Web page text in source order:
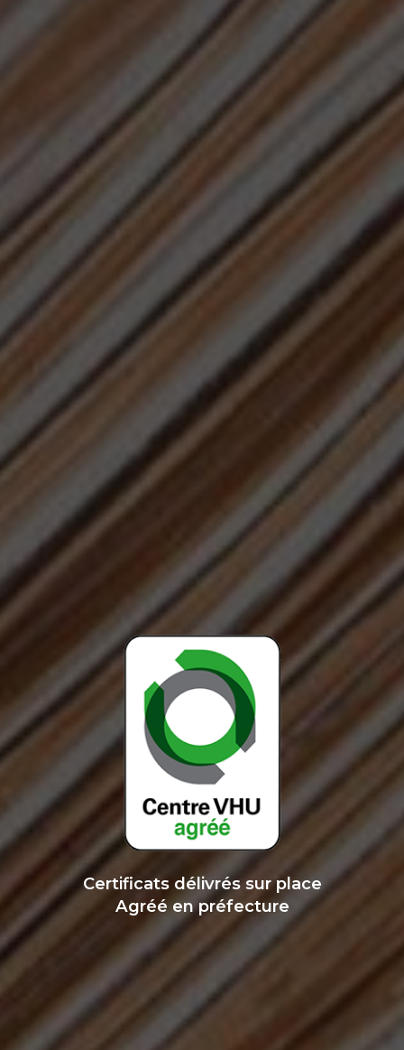
Certificats délivrés sur place
Agréé en préfecture